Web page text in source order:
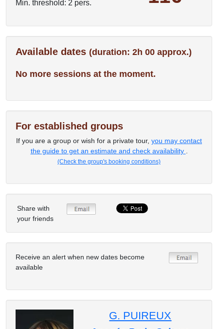
Min. threshold: 2 pers.
Available dates (duration: 2h 00 approx.)
No more sessions at the moment.
For established groups
If you are a group or wish for a private tour, you may contact
the guide to get an estimate and check availability
(Check the group's booking conditions)
Share with
your friends
Receive an alert when new dates become
available
G. PUIREUX